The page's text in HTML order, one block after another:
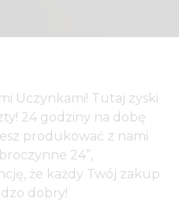
Uczynkami! Tutaj zyski
24 godziny na dobę
produkować z nami
24”,
że każdy Twój zakup
dobry!